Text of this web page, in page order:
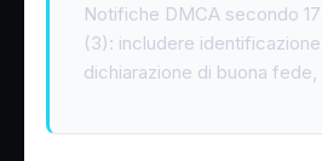
Notifiche DMCA secondo 17
(3): includere identificazione
dichiarazione di buona